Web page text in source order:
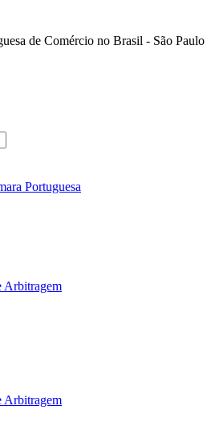
de Comércio no Brasil - São Paulo
Arbitragem
Arbitragem